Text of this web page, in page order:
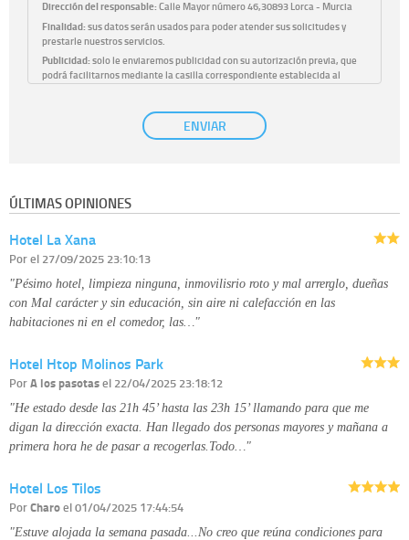
Dirección del responsable:Calle Mayor número 46,30893 Lorca - Murcia
Finalidad:sus datos serán usados para poder atender sus solicitudes y
prestarle nuestros servicios.
Publicidad:solo le enviaremos publicidad con su autorización previa, que
podrá facilitarnos mediante la casilla correspondiente establecida al
únicamente trataremos sus datos con su consentimiento
previo, que podrá facilitarnos mediante la casilla correspondiente
Derechos:tiene derecho a saber qué información tenemos sobre usted,
disponible en nuestra página web.
Información complementaria:
ENVIAR
ÚLTIMAS OPINIONES
Hotel La Xana
Porel 27/09/2025 23:10:13
"Pésimo hotel, limpieza ninguna, inmovilisrio roto y mal arrerglo, dueñas
con Mal carácter y sin educación, sin aire ni calefacción en las
habitaciones ni en el comedor, las…"
Hotel Htop Molinos Park
PorA los pasotasel 22/04/2025 23:18:12
"He estado desde las 21h 45’ hasta las 23h 15’ llamando para que me
digan la dirección exacta. Han llegado dos personas mayores y mañana a
primera hora he de pasar a recogerlas.Todo…"
Hotel Los Tilos
PorCharoel 01/04/2025 17:44:54
"Estuve alojada la semana pasada...No creo que reúna condiciones para